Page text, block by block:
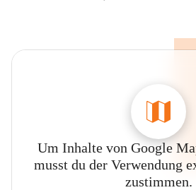
Um Inhalte von Google
musst du der Verwendung
zustimmen.